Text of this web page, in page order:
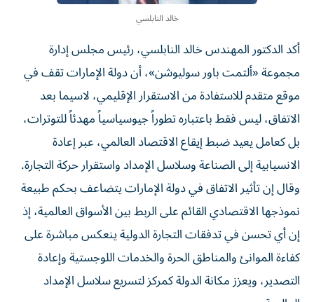
خالد النابلسي
أكد الدكتور المهندس خالد النابلسي، رئيس مجلس إدارة
مجموعة «ألتمت باور سوليوشن»، أن دولة الإمارات تقف في
موقع متقدم للاستفادة من الاستقرار الإقليمي، لاسيما بعد
الاتفاق، ليس فقط باعتباره تطوراً جيوسياسياً مهدئاً للتوترات،
بل كعامل يعيد ضبط إيقاع الاقتصاد العالمي، عبر إعادة
الانسيابية إلى الصناعة وسلاسل الإمداد واستقرار حركة التجارة.
وقال إن تأثير الاتفاق في دولة الإمارات يتضاعف بحكم طبيعة
نموذجها الاقتصادي القائم على الربط بين الأسواق العالمية، إذ
إن أي تحسن في تدفقات التجارة الدولية ينعكس مباشرة على
كفاءة الموانئ والمناطق الحرة والخدمات اللوجستية وإعادة
التصدير، ويعزز مكانة الدولة كمركز لتسريع سلاسل الإمداد